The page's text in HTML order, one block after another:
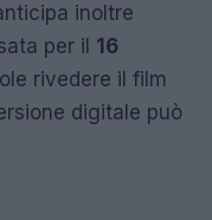
inoltre
per il 16
rivedere il film
digitale può